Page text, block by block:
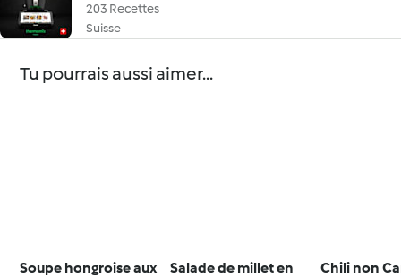
203 Recettes
Suisse
Tu pourrais aussi aimer...
Soupe hongroise aux
Salade de millet en
Chili non